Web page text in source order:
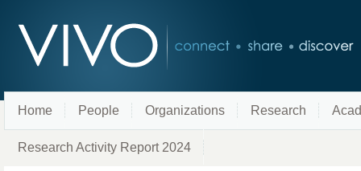
Home People Organizations Research
Research Activity Report 2024